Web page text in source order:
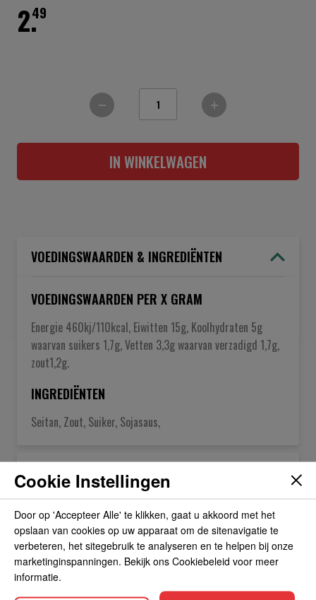
49
2.
IN WINKELWAGEN
VOEDINGSWAARDEN & INGREDIËNTEN
VOEDINGSWAARDEN PER X GRAM
Energie 460kj/110kcal, Eiwitten 15g, Koolhydraten 5g
waarvan suikers 1,7g, Vetten 3,3g waarvan verzadigd 1,7g,
zout1,2g.
INGREDIËNTEN
Seitan, Zout, Suiker, Sojasaus,
OVER DE FABRIKANT
ALLERGIEËN
OVERIGE INFORMATIE
Cookie Instellingen
Door op 'Accepteer Alle' te klikken, gaat u akkoord met het
opslaan van cookies op uw apparaat om de sitenavigatie te
verbeteren, het sitegebruik te analyseren en te helpen bij onze
marketinginspanningen. Bekijk ons Cookiebeleid voor meer
informatie.